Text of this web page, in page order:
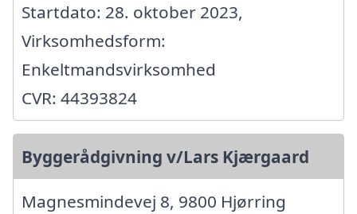
Startdato: 28. oktober 2023,
Virksomhedsform:
Enkeltmandsvirksomhed
CVR: 44393824
Byggerådgivning v/Lars Kjærgaard
Magnesmindevej 8, 9800 Hjørring